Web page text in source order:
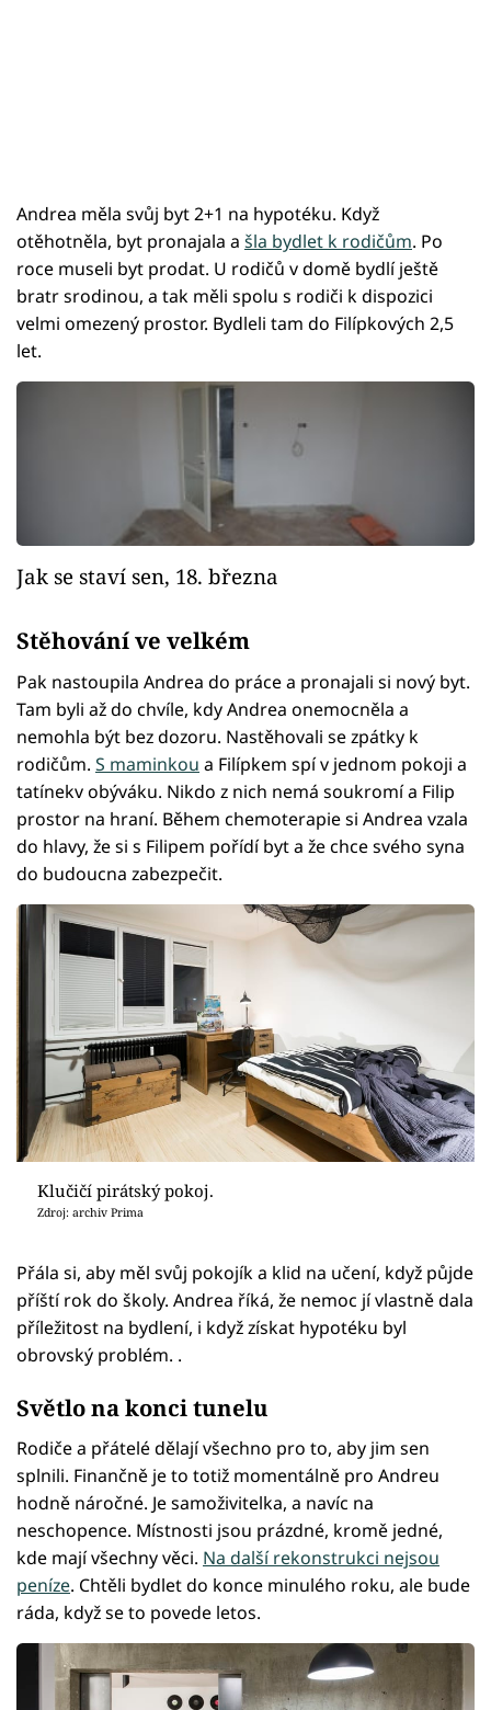
Andrea měla svůj byt 2+1 na hypotéku. Když
otěhotněla, byt pronajala a šla bydlet k rodičům. Po
roce museli byt prodat. U rodičů v domě bydlí ještě
bratr srodinou, a tak měli spolu s rodiči k dispozici
velmi omezený prostor. Bydleli tam do Filípkových 2,5
let.
Jak se staví sen, 18. března
Stěhování ve velkém
Pak nastoupila Andrea do práce a pronajali si nový byt.
Tam byli až do chvíle, kdy Andrea onemocněla a
nemohla být bez dozoru. Nastěhovali se zpátky k
rodičům. S maminkou a Filípkem spí v jednom pokoji a
tatínekv obýváku. Nikdo z nich nemá soukromí a Filip
prostor na hraní. Během chemoterapie si Andrea vzala
do hlavy, že si s Filipem pořídí byt a že chce svého syna
do budoucna zabezpečit.
Klučičí pirátský pokoj.
Zdroj: archiv Prima
Přála si, aby měl svůj pokojík a klid na učení, když půjde
příští rok do školy. Andrea říká, že nemoc jí vlastně dala
příležitost na bydlení, i když získat hypotéku byl
obrovský problém. .
Světlo na konci tunelu
Rodiče a přátelé dělají všechno pro to, aby jim sen
splnili. Finančně je to totiž momentálně pro Andreu
hodně náročné. Je samoživitelka, a navíc na
neschopence. Místnosti jsou prázdné, kromě jedné,
kde mají všechny věci. Na další rekonstrukci nejsou
peníze. Chtěli bydlet do konce minulého roku, ale bude
ráda, když se to povede letos.